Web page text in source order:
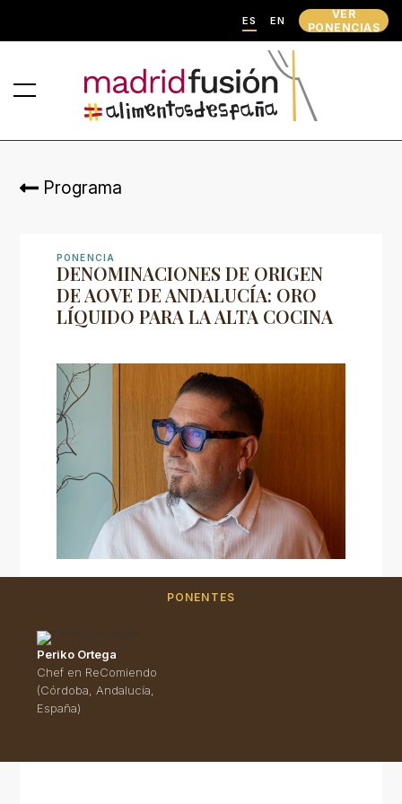
ES EN
VER
PONENCIAS
Programa
PONENCIA
DENOMINACIONES DE ORIGEN
DE AOVE DE ANDALUCÍA: ORO
LÍQUIDO PARA LA ALTA COCINA
PONENTES
Periko Ortega
Chef en ReComiendo
(Córdoba, Andalucía,
España)